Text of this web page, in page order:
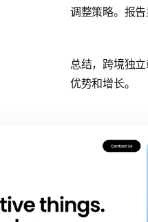
调整策略。报
总结，跨境独
优势和增长。